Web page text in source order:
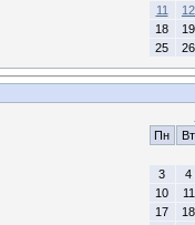
11
12
18
19
25
26
Пн
Вт
3
4
10
11
17
18